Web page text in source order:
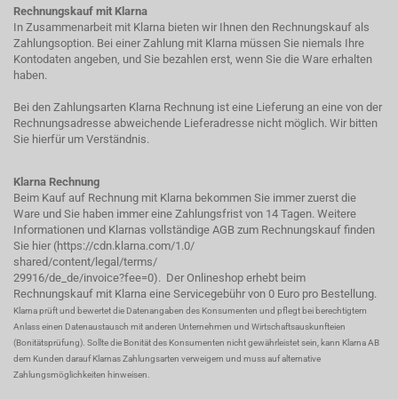
Rechnungskauf mit Klarna
In Zusammenarbeit mit Klarna bieten wir Ihnen den Rechnungskauf als
Zahlungsoption. Bei einer Zahlung mit Klarna müssen Sie niemals Ihre
Kontodaten angeben, und Sie bezahlen erst, wenn Sie die Ware erhalten
haben.
Bei den Zahlungsarten Klarna Rechnung ist eine Lieferung an eine von der
Rechnungsadresse abweichende Lieferadresse nicht möglich. Wir bitten
Sie hierfür um Verständnis.
Klarna Rechnung
Beim Kauf auf Rechnung mit Klarna bekommen Sie immer zuerst die
Ware und Sie haben immer eine Zahlungsfrist von 14 Tagen. Weitere
Informationen und Klarnas vollständige AGB zum Rechnungskauf finden
Sie hier (https://cdn.klarna.com/1.0/
shared/content/legal/terms/
29916/de_de/invoice?fee=0). Der Onlineshop erhebt beim
Rechnungskauf mit Klarna eine Servicegebühr von 0 Euro pro Bestellung.
Klarna prüft und bewertet die Datenangaben des Konsumenten und pflegt bei berechtigtem
Anlass einen Datenaustausch mit anderen Unternehmen und Wirtschaftsauskunfteien
(Bonitätsprüfung). Sollte die Bonität des Konsumenten nicht gewährleistet sein, kann Klarna AB
dem Kunden darauf Klarnas Zahlungsarten verweigern und muss auf alternative
Zahlungsmöglichkeiten hinweisen.